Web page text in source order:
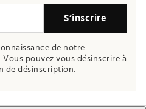
S’inscrire
de notre
Vous pouvez vous désinscrire à
de désinscription.